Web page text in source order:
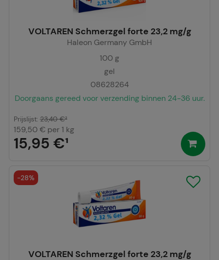
VOLTAREN Schmerzgel forte 23,2 mg/g
Haleon Germany GmbH
100 g
gel
08628264
Doorgaans gereed voor verzending binnen 24-36 uur.
15,95 €¹
Prijslijst: 23,40 €²
159,50 € per 1 kg
VOLTAREN Schmerzgel forte 23,2 mg/g
-28%